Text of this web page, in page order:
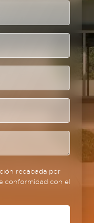
recabada por
conformidad con el